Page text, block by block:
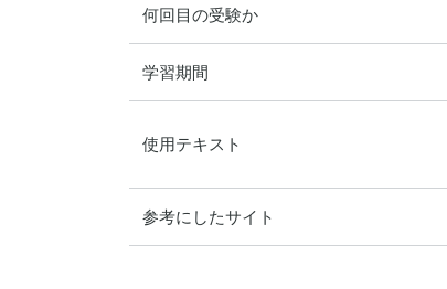
何回目の受験か
学習期間
使用テキスト
参考にしたサイト